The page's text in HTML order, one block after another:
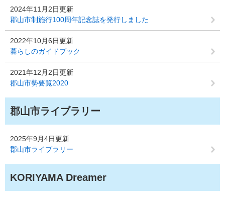
2024年11月2日更新
郡山市制施行100周年記念誌を発行しました
2022年10月6日更新
暮らしのガイドブック
2021年12月2日更新
郡山市勢要覧2020
郡山市ライブラリー
2025年9月4日更新
郡山市ライブラリー
KORIYAMA Dreamer